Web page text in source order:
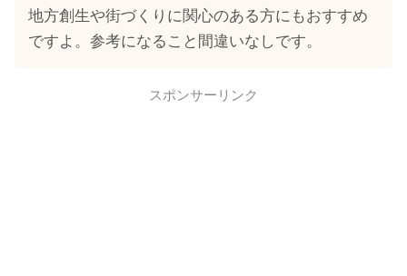
地方創生や街づくりに関心のある方にもおすすめ
ですよ。参考になること間違いなしです。
スポンサーリンク